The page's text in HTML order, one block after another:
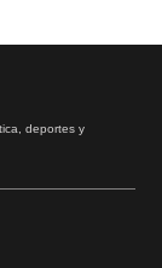
deportes y